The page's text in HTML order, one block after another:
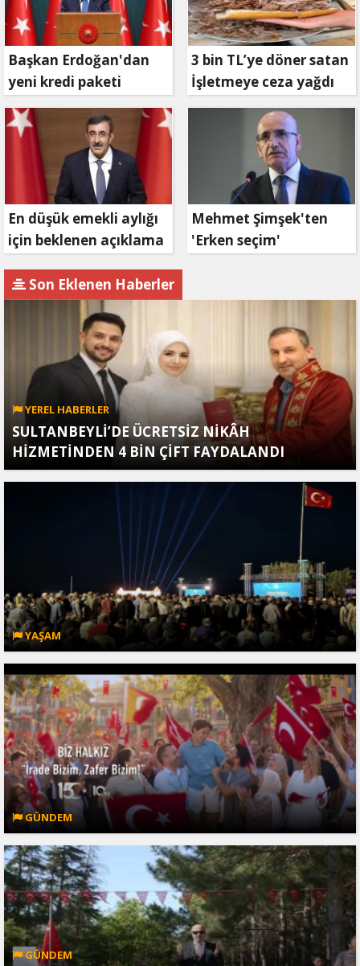
Başkan Erdoğan'dan
yeni kredi paketi
müjdesi: 6 ay geri
ödemesiz, 36 ay vadeli
3 bin TL’ye döner satan
İşletmeye ceza yağdı
En düşük emekli aylığı
için beklenen açıklama
Mehmet Şimşek'ten
'Erken seçim'
Son Eklenen Haberler
YEREL HABERLER
SULTANBEYLİ’DE ÜCRETSİZ NİKÂH
HİZMETİNDEN 4 BİN ÇİFT FAYDALANDI
YAŞAM
GÜNDEM
GÜNDEM